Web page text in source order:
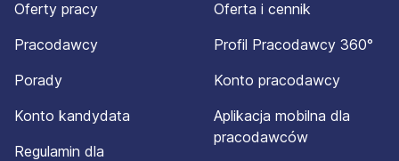
Oferty pracy
Pracodawcy
Porady
Konto kandydata
Regulamin dla
Oferta i cennik
Profil Pracodawcy 360°
Konto pracodawcy
Aplikacja mobilna dla
pracodawców